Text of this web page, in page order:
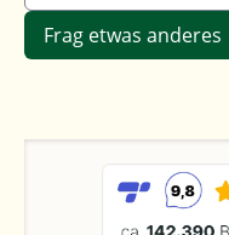
Frag etwas anderes